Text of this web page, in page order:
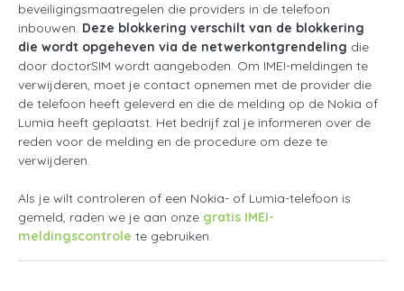
beveiligingsmaatregelen die providers in de telefoon
inbouwen. Deze blokkering verschilt van de blokkering
die wordt opgeheven via de netwerkontgrendeling die
door doctorSIM wordt aangeboden. Om IMEI-meldingen te
verwijderen, moet je contact opnemen met de provider die
de telefoon heeft geleverd en die de melding op de Nokia of
Lumia heeft geplaatst. Het bedrijf zal je informeren over de
reden voor de melding en de procedure om deze te
verwijderen.
Als je wilt controleren of een Nokia- of Lumia-telefoon is
gemeld, raden we je aan onze gratis IMEI-
meldingscontrole te gebruiken.